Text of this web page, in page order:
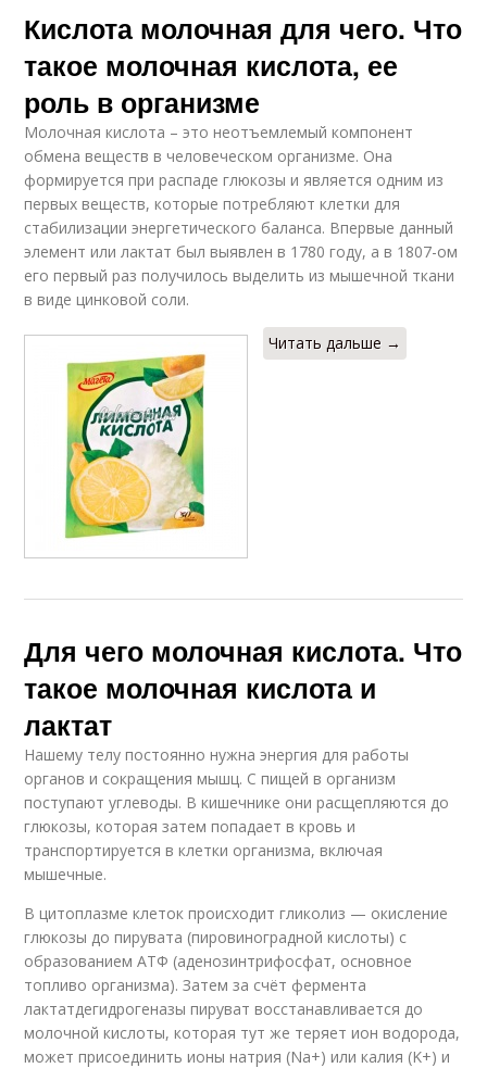
Кислота молочная для чего. Что
такое молочная кислота, ее
роль в организме
Молочная кислота – это неотъемлемый компонент
обмена веществ в человеческом организме. Она
формируется при распаде глюкозы и является одним из
первых веществ, которые потребляют клетки для
стабилизации энергетического баланса. Впервые данный
элемент или лактат был выявлен в 1780 году, а в 1807-ом
его первый раз получилось выделить из мышечной ткани
в виде цинковой соли.
Читать дальше →
Для чего молочная кислота. Что
такое молочная кислота и
лактат
Нашему телу постоянно нужна энергия для работы
органов и сокращения мышц. С пищей в организм
поступают углеводы. В кишечнике они расщепляются до
глюкозы, которая затем попадает в кровь и
транспортируется в клетки организма, включая
мышечные.
В цитоплазме клеток происходит гликолиз — окисление
глюкозы до пирувата (пировиноградной кислоты) с
образованием АТФ (аденозинтрифосфат, основное
топливо организма). Затем за счёт фермента
лактатдегидрогеназы пируват восстанавливается до
молочной кислоты, которая тут же теряет ион водорода,
может присоединить ионы натрия (Na+) или калия (K+) и